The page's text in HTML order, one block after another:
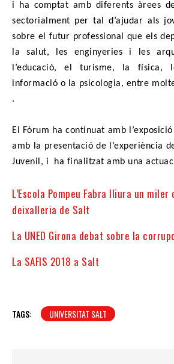
i ha comptat amb diferents àrees
sectorialment per tal d’ajudar als
sobre el futur professional que els
la salut, les enginyeries i les
l’educació, el turisme, la física,
informació o la psicologia, entre
.
El Fòrum ha continuat amb
amb la presentació de l’experiència
Juvenil, i ha finalitzat amb una
L’Escola Pompeu Fabra lliura un
deixalleria de Salt
La UNED Girona debat sobre la
La SAFIS 2018 a Salt
TAGS: UNIVERSITAT SALT